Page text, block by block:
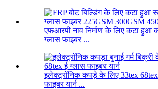
एफआरपी नाव निर्माण के लिए कटा हुआ
ग्लास फाइबर ...
इलेक्ट्रॉनिक कपड़े के लिए 33tex
फाइबर यार्न ...